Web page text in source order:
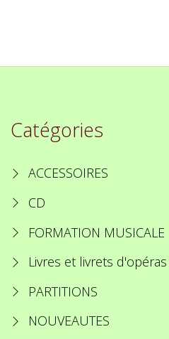
Catégories
ACCESSOIRES
CD
FORMATION MUSICALE
Livres et livrets d'opéras
PARTITIONS
NOUVEAUTES